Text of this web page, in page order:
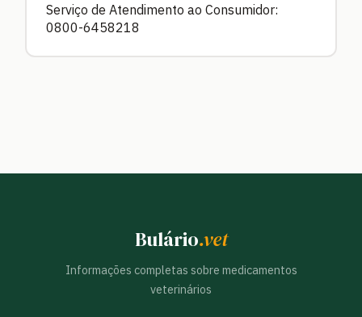
Serviço de Atendimento ao Consumidor:
0800-6458218
Bulário.vet
Informações completas sobre medicamentos
veterinários